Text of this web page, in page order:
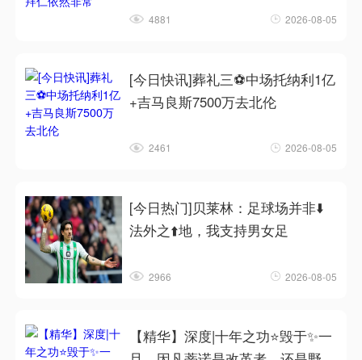
4881 2026-08-05
[今日快讯]葬礼三⚽中场托纳利1亿
+吉马良斯7500万去北伦
2461 2026-08-05
[今日热门]贝莱林：足球场并非⬇️
法外之⬆️地，我支持男女足
2966 2026-08-05
【精华】深度|十年之功⭐毁于✨一